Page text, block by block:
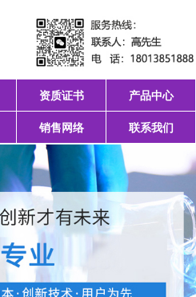
资质证书 产品中心
销售网络 联系我们